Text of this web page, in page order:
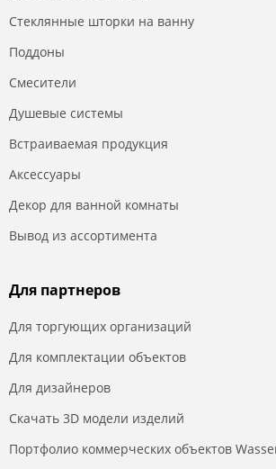
Стеклянные шторки на ванну
Поддоны
Смесители
Душевые системы
Встраиваемая продукция
Аксессуары
Декор для ванной комнаты
Вывод из ассортимента
Для партнеров
Для торгующих организаций
Для комплектации объектов
Для дизайнеров
Скачать 3D модели изделий
Портфолио коммерческих объектов